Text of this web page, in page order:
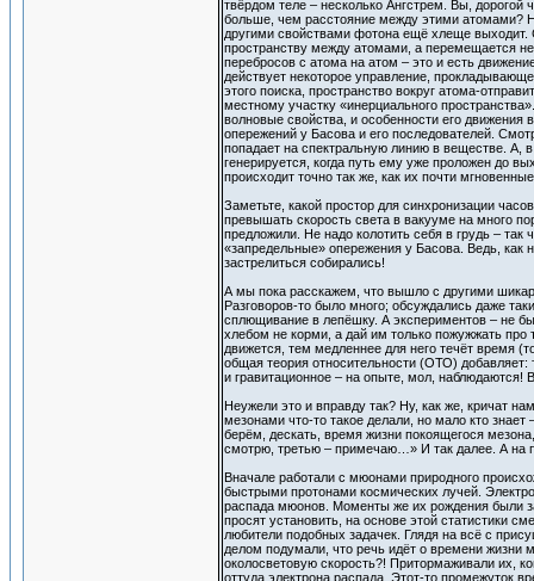
твёрдом теле – несколько Ангстрем. Вы, дорогой
больше, чем расстояние между этими атомами?
другими свойствами фотона ещё хлеще выходит.
пространству между атомами, а перемещается
перебросов с атома на атом – это и есть
действует некоторое управление,
этого поиска, пространство вокруг атома-
местному участку «инерциального
волновые свойства, и особенности его
опережений у Басова и его последователей.
попадает на спектральную линию в веществе. А,
генерируется, когда путь ему уже проложен до
происходит точно так же, как их почти
Заметьте, какой простор для синхронизации
превышать скорость света в вакууме на много
предложили. Не надо колотить себя в грудь –
«запредельные» опережения у Басова. Ведь, как
застрелиться собирались!
А мы пока расскажем, что вышло с другими
Разговоров-то было много; обсуждались даже
сплющивание в лепёшку. А экспериментов – не
хлебом не корми, а дай им только пожужжать про
движется, тем медленнее для него течёт время
общая теория относительности (ОТО) добавляет:
и гравитационное – на опыте, мол,
Неужели это и вправду так? Ну, как же, кричат
мезонами что-то такое делали, но мало кто
берём, дескать, время жизни покоящегося
смотрю, третью – примечаю…» И так далее. А на
Вначале работали с мюонами природного
быстрыми протонами космических лучей.
распада мюонов. Моменты же их рождения были
просят установить, на основе этой статистики
любители подобных задачек. Глядя на всё с
делом подумали, что речь идёт о времени жизни
околосветовую скорость?! Притормаживали их,
оттуда электрона распада. Этот-то промежуток